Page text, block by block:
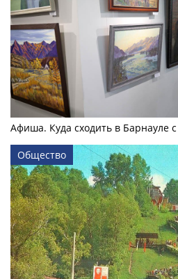
Афиша. Куда сходить в Барнауле с
Общество